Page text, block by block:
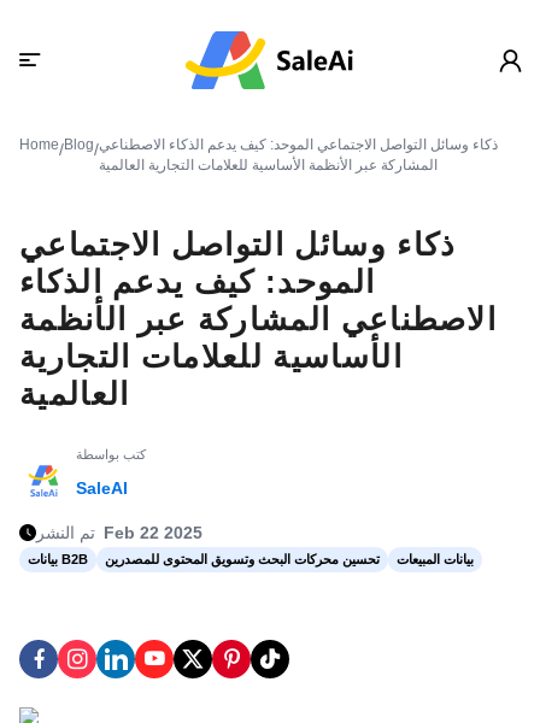
Home/Blog/ذكاء وسائل التواصل الاجتماعي الموحد: كيف يدعم الذكاء الاصطناعي
المشاركة عبر الأنظمة الأساسية للعلامات التجارية العالمية
ذكاء وسائل التواصل الاجتماعي
الموحد: كيف يدعم الذكاء
الاصطناعي المشاركة عبر الأنظمة
الأساسية للعلامات التجارية
العالمية
كتب بواسطة
SaleAI
تم النشر Feb 22 2025
بيانات B2B تحسين محركات البحث وتسويق المحتوى للمصدرين بيانات المبيعات